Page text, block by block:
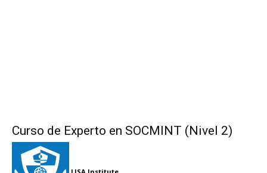
Curso de Experto en SOCMINT (Nivel 2)